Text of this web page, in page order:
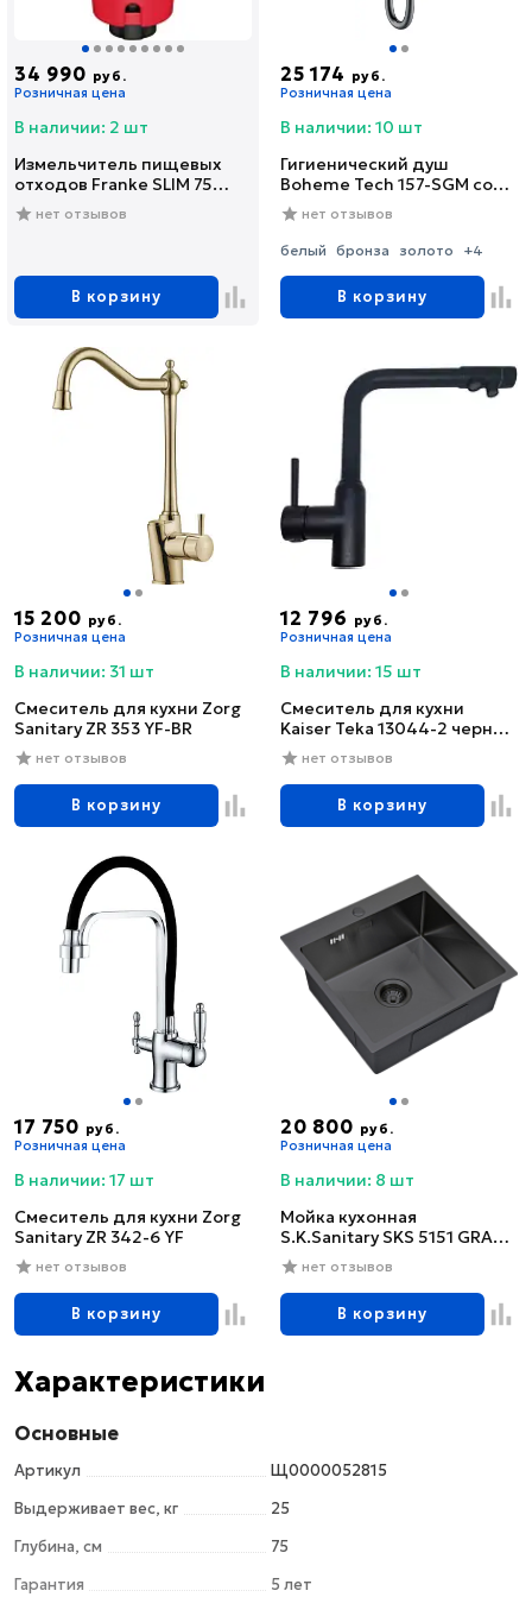
34 990 руб.
Розничная цена
В наличии: 2 шт
Измельчитель пищевых
отходов Franke SLIM 75
(134.0715.096)
нет отзывов
В корзину
25 174 руб.
Розничная цена
В наличии: 10 шт
Гигиенический душ
Boheme Tech 157-SGM со
смесителем, С
ВНУТРЕННЕЙ ЧАСТЬЮ,
shine gun metal
нет отзывов
белый бронза золото +4
В корзину
15 200 руб.
Розничная цена
В наличии: 31 шт
Смеситель для кухни Zorg
Sanitary ZR 353 YF-BR
нет отзывов
В корзину
12 796 руб.
Розничная цена
В наличии: 15 шт
Смеситель для кухни
Kaiser Teka 13044-2 черный
глянцевый
нет отзывов
В корзину
17 750 руб.
Розничная цена
В наличии: 17 шт
Смеситель для кухни Zorg
Sanitary ZR 342-6 YF
нет отзывов
В корзину
20 800 руб.
Розничная цена
В наличии: 8 шт
Мойка кухонная
S.K.Sanitary SKS 5151 GRAFIT
с сифоном
нет отзывов
В корзину
Характеристики
Основные
Артикул
Щ0000052815
Выдерживает вес, кг
25
Глубина, см
75
Гарантия
5 лет